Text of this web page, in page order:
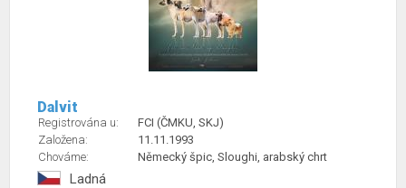
Dalvit
Registrována u:
FCI (ČMKU, SKJ)
Založena:
11.11.1993
Chováme:
Německý špic, Sloughi, arabský chrt
Ladná